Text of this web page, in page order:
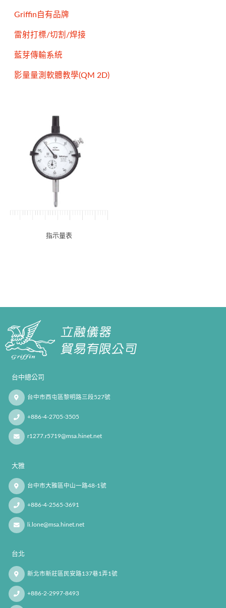
Griffin自有品牌
雷射打標/切割/焊接
藍芽傳輸系統
影量量測軟體教學(QM 2D)
指示量表
台中總公司
台中市西屯區黎明路三段527號
+886-4-2705-3505
r1277.r5719@msa.hinet.net
大雅
台中市大雅區中山一路48-1號
+886-4-2565-3691
li.lone@msa.hinet.net
台北
新北市新莊區民安路137巷1弄1號
+886-2-2997-8493